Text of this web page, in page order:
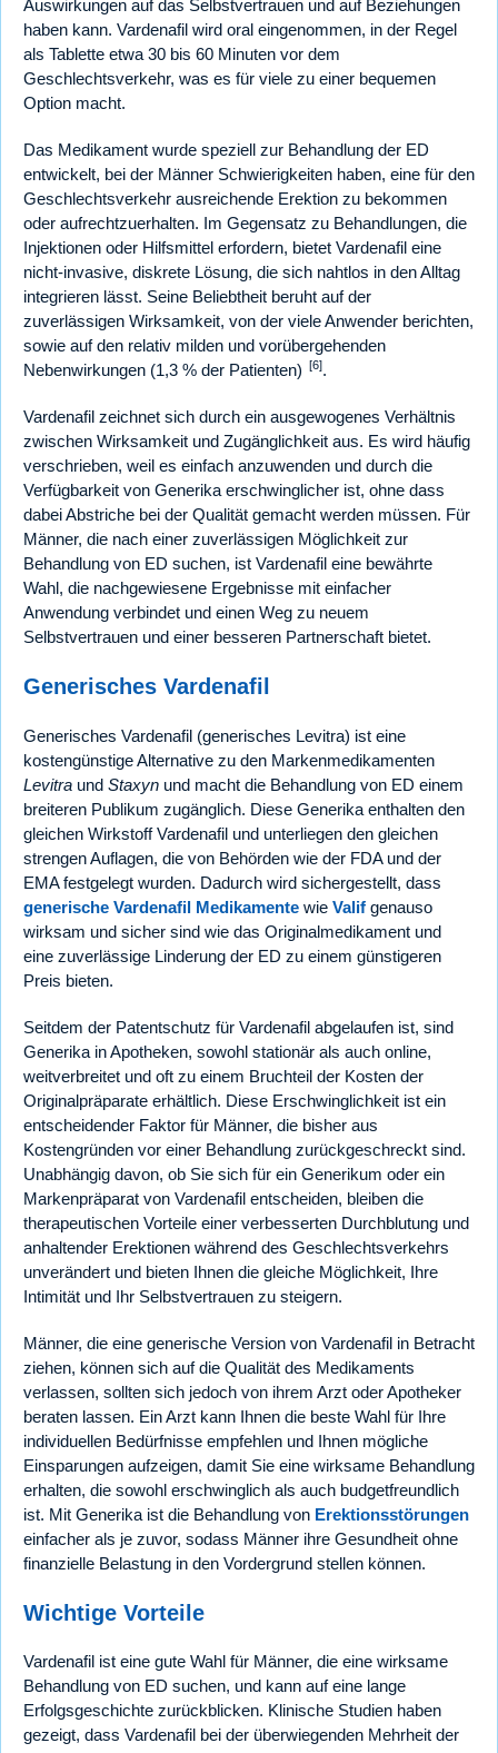
Auswirkungen auf das Selbstvertrauen und auf Beziehungen
haben kann. Vardenafil wird oral eingenommen, in der Regel
als Tablette etwa 30 bis 60 Minuten vor dem
Geschlechtsverkehr, was es für viele zu einer bequemen
Option macht.
Das Medikament wurde speziell zur Behandlung der ED
entwickelt, bei der Männer Schwierigkeiten haben, eine für den
Geschlechtsverkehr ausreichende Erektion zu bekommen
oder aufrechtzuerhalten. Im Gegensatz zu Behandlungen, die
Injektionen oder Hilfsmittel erfordern, bietet Vardenafil eine
nicht-invasive, diskrete Lösung, die sich nahtlos in den Alltag
integrieren lässt. Seine Beliebtheit beruht auf der
zuverlässigen Wirksamkeit, von der viele Anwender berichten,
sowie auf den relativ milden und vorübergehenden
Nebenwirkungen (1,3 % der Patienten) [6].
Vardenafil zeichnet sich durch ein ausgewogenes Verhältnis
zwischen Wirksamkeit und Zugänglichkeit aus. Es wird häufig
verschrieben, weil es einfach anzuwenden und durch die
Verfügbarkeit von Generika erschwinglicher ist, ohne dass
dabei Abstriche bei der Qualität gemacht werden müssen. Für
Männer, die nach einer zuverlässigen Möglichkeit zur
Behandlung von ED suchen, ist Vardenafil eine bewährte
Wahl, die nachgewiesene Ergebnisse mit einfacher
Anwendung verbindet und einen Weg zu neuem
Selbstvertrauen und einer besseren Partnerschaft bietet.
Generisches Vardenafil
Generisches Vardenafil (generisches Levitra) ist eine
kostengünstige Alternative zu den Markenmedikamenten
Levitra und Staxyn und macht die Behandlung von ED einem
breiteren Publikum zugänglich. Diese Generika enthalten den
gleichen Wirkstoff Vardenafil und unterliegen den gleichen
strengen Auflagen, die von Behörden wie der FDA und der
EMA festgelegt wurden. Dadurch wird sichergestellt, dass
generische Vardenafil Medikamente wie Valif genauso
wirksam und sicher sind wie das Originalmedikament und
eine zuverlässige Linderung der ED zu einem günstigeren
Preis bieten.
Seitdem der Patentschutz für Vardenafil abgelaufen ist, sind
Generika in Apotheken, sowohl stationär als auch online,
weitverbreitet und oft zu einem Bruchteil der Kosten der
Originalpräparate erhältlich. Diese Erschwinglichkeit ist ein
entscheidender Faktor für Männer, die bisher aus
Kostengründen vor einer Behandlung zurückgeschreckt sind.
Unabhängig davon, ob Sie sich für ein Generikum oder ein
Markenpräparat von Vardenafil entscheiden, bleiben die
therapeutischen Vorteile einer verbesserten Durchblutung und
anhaltender Erektionen während des Geschlechtsverkehrs
unverändert und bieten Ihnen die gleiche Möglichkeit, Ihre
Intimität und Ihr Selbstvertrauen zu steigern.
Männer, die eine generische Version von Vardenafil in Betracht
ziehen, können sich auf die Qualität des Medikaments
verlassen, sollten sich jedoch von ihrem Arzt oder Apotheker
beraten lassen. Ein Arzt kann Ihnen die beste Wahl für Ihre
individuellen Bedürfnisse empfehlen und Ihnen mögliche
Einsparungen aufzeigen, damit Sie eine wirksame Behandlung
erhalten, die sowohl erschwinglich als auch budgetfreundlich
ist. Mit Generika ist die Behandlung von Erektionsstörungen
einfacher als je zuvor, sodass Männer ihre Gesundheit ohne
finanzielle Belastung in den Vordergrund stellen können.
Wichtige Vorteile
Vardenafil ist eine gute Wahl für Männer, die eine wirksame
Behandlung von ED suchen, und kann auf eine lange
Erfolgsgeschichte zurückblicken. Klinische Studien haben
gezeigt, dass Vardenafil bei der überwiegenden Mehrheit der